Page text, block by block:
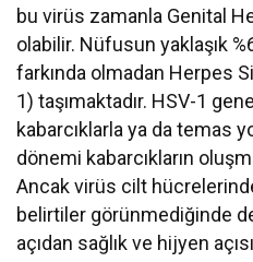
bu virüs zamanla Genital
olabilir. Nüfusun yaklaşık
farkında olmadan Herpes
1) taşımaktadır. HSV-1
kabarcıklarla ya da temas
dönemi kabarcıkların
Ancak virüs cilt
belirtiler görünmediğinde
açıdan sağlık ve hijyen